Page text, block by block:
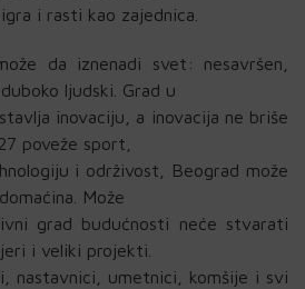
i rasti kao zajednica.
da iznenadi svet: nesavršen,
ljudski. Grad u
inovaciju, a inovacija ne briše
poveže sport,
i održivost, Beograd može
Može
grad budućnosti neće stvarati
i veliki projekti.
nastavnici, umetnici, komšije i svi